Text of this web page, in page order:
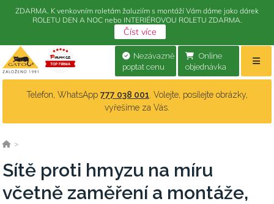
Online
objednávka
Nezávazně
poptat cenu
Telefon, WhatsApp 777 038 001 . Volejte, posílejte obrázky,
vyřešíme za Vás.
>
Sítě proti hmyzu na míru
včetně zaměření a montáže,
ZDARMA. K venkovním roletám žaluziím s montáží Vám dáme jako dárek
ROLETU DEN A NOC nebo INTERIÉROVOU ROLETU ZDARMA.
Číst více